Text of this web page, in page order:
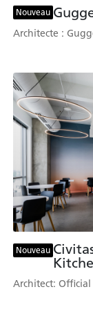
Nouveau
Architecte :
Nouveau
Architect: Official